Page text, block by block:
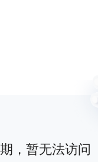
，暂无法访问